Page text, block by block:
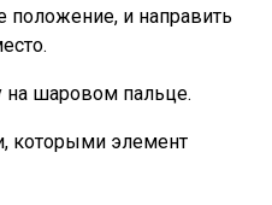
положение, и направить
на шаровом пальце.
которыми элемент